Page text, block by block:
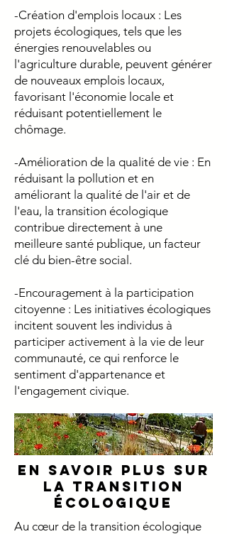
-Création d'emplois locaux : Les
projets écologiques, tels que les
énergies renouvelables ou
l'agriculture durable, peuvent générer
de nouveaux emplois locaux,
favorisant l'économie locale et
réduisant potentiellement le
chômage.
-Amélioration de la qualité de vie : En
réduisant la pollution et en
améliorant la qualité de l'air et de
l'eau, la transition écologique
contribue directement à une
meilleure santé publique, un facteur
clé du bien-être social.
-Encouragement à la participation
citoyenne : Les initiatives écologiques
incitent souvent les individus à
participer activement à la vie de leur
communauté, ce qui renforce le
sentiment d'appartenance et
l'engagement civique.
en savoir plus sur
la transition
écologique
Au cœur de la transition écologique